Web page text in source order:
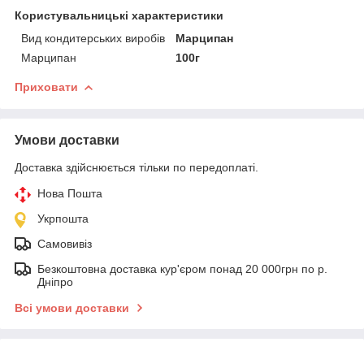
Користувальницькі характеристики
Вид кондитерських виробів
Марципан
Марципан
100г
Приховати
Умови доставки
Доставка здійснюється тільки по передоплаті.
Нова Пошта
Укрпошта
Самовивіз
Безкоштовна доставка кур'єром понад 20 000грн по р.
Дніпро
Всі умови доставки